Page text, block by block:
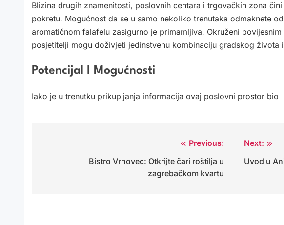
Blizina drugih znamenitosti, poslovnih centara i trgovačkih zona
pokretu. Mogućnost da se u samo nekoliko trenutaka odmaknete
aromatičnom falafelu zasigurno je primamljiva. Okruženi
posjetitelji mogu doživjeti jedinstvenu kombinaciju gradskog života
Potencijal I Mogućnosti
Iako je u trenutku prikupljanja informacija ovaj poslovni prostor bio
Previous:
Bistro Vrhovec: Otkrijte čari roštilja u
zagrebačkom kvartu
Next:
Uvod u